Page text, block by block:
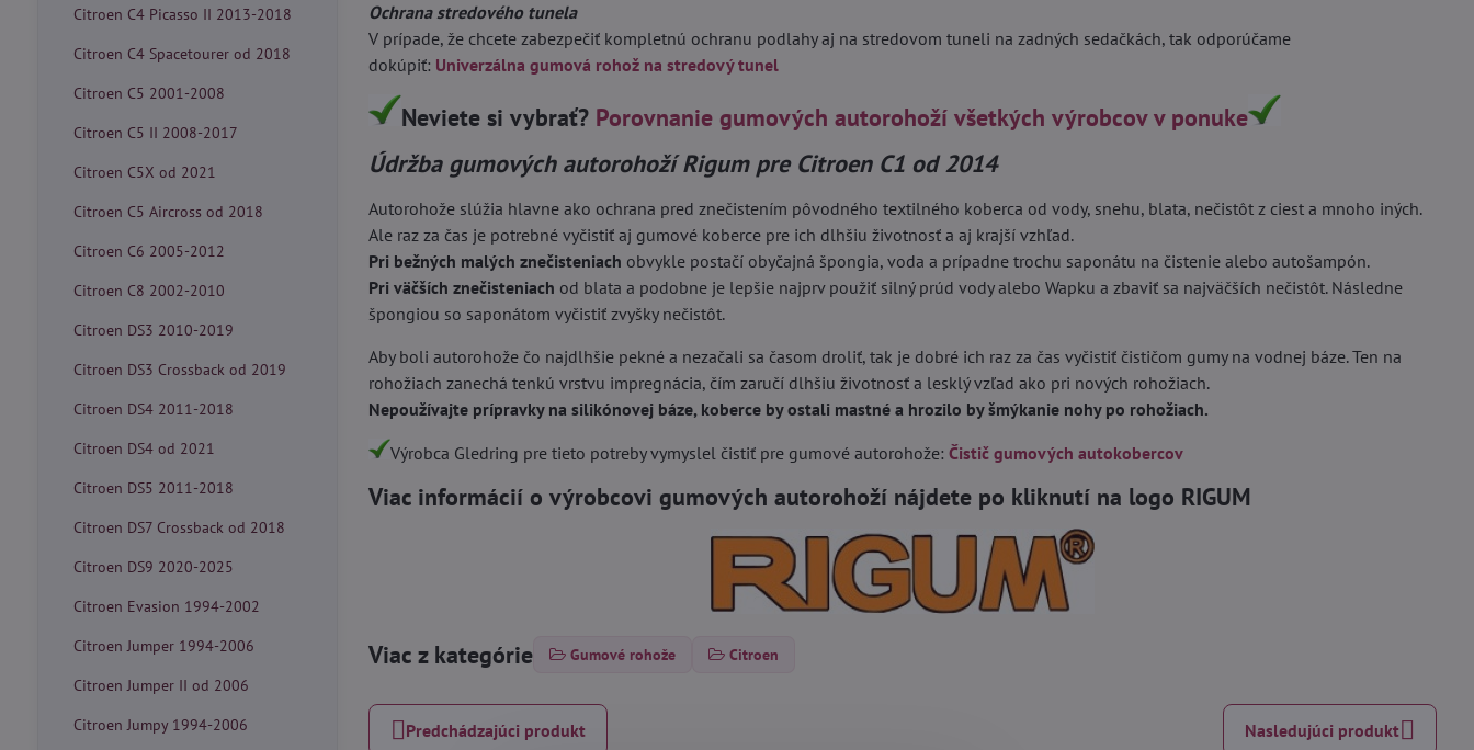
Ochrana stredového tunela
V prípade, že chcete zabezpečiť kompletnú ochranu podlahy aj na stredovom tuneli na zadných sedačkách, tak odporúčame
dokúpiť: Univerzálna gumová rohož na stredový tunel
Neviete si vybrať? Porovnanie gumových autorohoží všetkých výrobcov v ponuke
Údržba gumových autorohoží Rigum pre Citroen C1 od 2014
Autorohože slúžia hlavne ako ochrana pred znečistením pôvodného textilného koberca od vody, snehu, blata, nečistôt z ciest a mnoho iných.
Ale raz za čas je potrebné vyčistiť aj gumové koberce pre ich dlhšiu životnosť a aj krajší vzhľad.
Pri bežných malých znečisteniach obvykle postačí obyčajná špongia, voda a prípadne trochu saponátu na čistenie alebo autošampón.
Pri väčších znečisteniach od blata a podobne je lepšie najprv použiť silný prúd vody alebo Wapku a zbaviť sa najväčších nečistôt. Následne
špongiou so saponátom vyčistiť zvyšky nečistôt.
Aby boli autorohože čo najdlhšie pekné a nezačali sa časom droliť, tak je dobré ich raz za čas vyčistiť čističom gumy na vodnej báze. Ten na
rohožiach zanechá tenkú vrstvu impregnácia, čím zaručí dlhšiu životnosť a lesklý vzľad ako pri nových rohožiach.
Nepoužívajte prípravky na silikónovej báze, koberce by ostali mastné a hrozilo by šmýkanie nohy po rohožiach.
Výrobca Gledring pre tieto potreby vymyslel čistiť pre gumové autorohože:Čistič gumových autokobercov
Viac informácií o výrobcovi gumových autorohoží nájdete po kliknutí na logo RIGUM
Viac z kategórie Gumové rohože Citroen
Predchádzajúci produkt Nasledujúci produkt
Citroen C4 Picasso II 2013-2018
Citroen C4 Spacetourer od 2018
Citroen C5 2001-2008
Citroen C5 II 2008-2017
Citroen C5X od 2021
Citroen C5 Aircross od 2018
Citroen C6 2005-2012
Citroen C8 2002-2010
Citroen DS3 2010-2019
Citroen DS3 Crossback od 2019
Citroen DS4 2011-2018
Citroen DS4 od 2021
Citroen DS5 2011-2018
Citroen DS7 Crossback od 2018
Citroen DS9 2020-2025
Citroen Evasion 1994-2002
Citroen Jumper 1994-2006
Citroen Jumper II od 2006
Citroen Jumpy 1994-2006